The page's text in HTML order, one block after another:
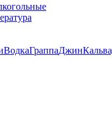
ВодкаГраппаДжин